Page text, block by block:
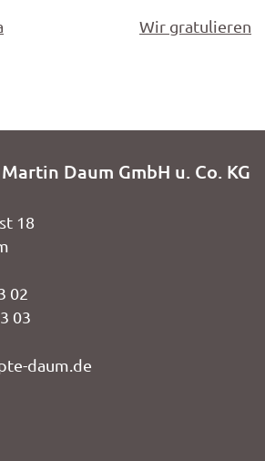
Wir gratulieren
Daum GmbH u. Co. KG
18
02
03
daum.de